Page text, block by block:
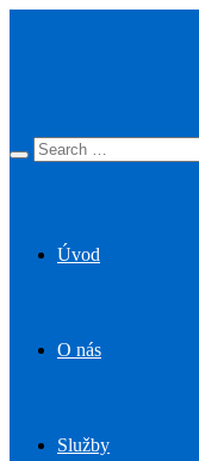
Úvod
O nás
Služby